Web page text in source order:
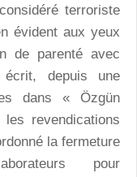
terroriste
évident aux yeux
de parenté avec
écrit, depuis une
dans « Özgün
revendications
la fermeture
pour